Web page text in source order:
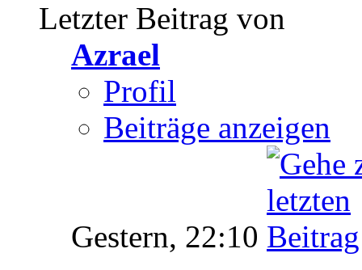
Letzter Beitrag von
Azrael
Profil
Beiträge anzeigen
Gestern, 22:10